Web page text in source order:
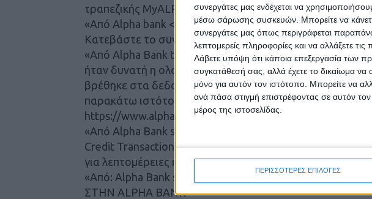
συνεργάτες μας ενδέχεται να
μέσω σάρωσης συσκευών. Μπορείτε να κάνετε
συνεργάτες μας όπως περιγράφεται
λεπτομερείς πληροφορίες και να αλλάξετε τις
Λάβετε υπόψη ότι κάποια επεξεργασία των
συγκατάθεσή σας, αλλά έχετε το δικαίωμα να
μόνο για αυτόν τον ιστότοπο. Μπορείτε να
ανά πάσα στιγμή επιστρέφοντας σε αυτόν
μέρος της ιστοσελίδας.
ΠΕΡΙΣΣΟΤΕΡΕΣ ΕΠΙΛΟΓΕΣ
τραπεζικής MyАLPHA.»
«Από Alpha bank <>. Ειδοποίηση μεταφοράς πίστωσης
Κατεβάστε το συνημμένο αρχείο για λεπτομέρειες
«Από Alpha Bank training@itxtend.com. Πληρωμή σε
ήταν δυνατή η ολοκλήρωση μιας εισερχόμενης
βρέθηκε στα δεδομένα μας. Μας συνιστούμε να
παρακάτω ιστότοπό μας και ακολουθώντας το μήνυμα
https://www.alpha.gr. Με εκτίμηση, ALPHA BANK»
«Από Alpha Bank spam@adp-architekten.ch. Ειδοποίηση
Credit Transaction Alert.. Παρακαλούμε κατεβάστε για να
για λεπτομέρειες πληρωμής.»
«Από: Alpha Bank sun@boeuneng.com.
ΣΤΗΝ ALPHA BANK